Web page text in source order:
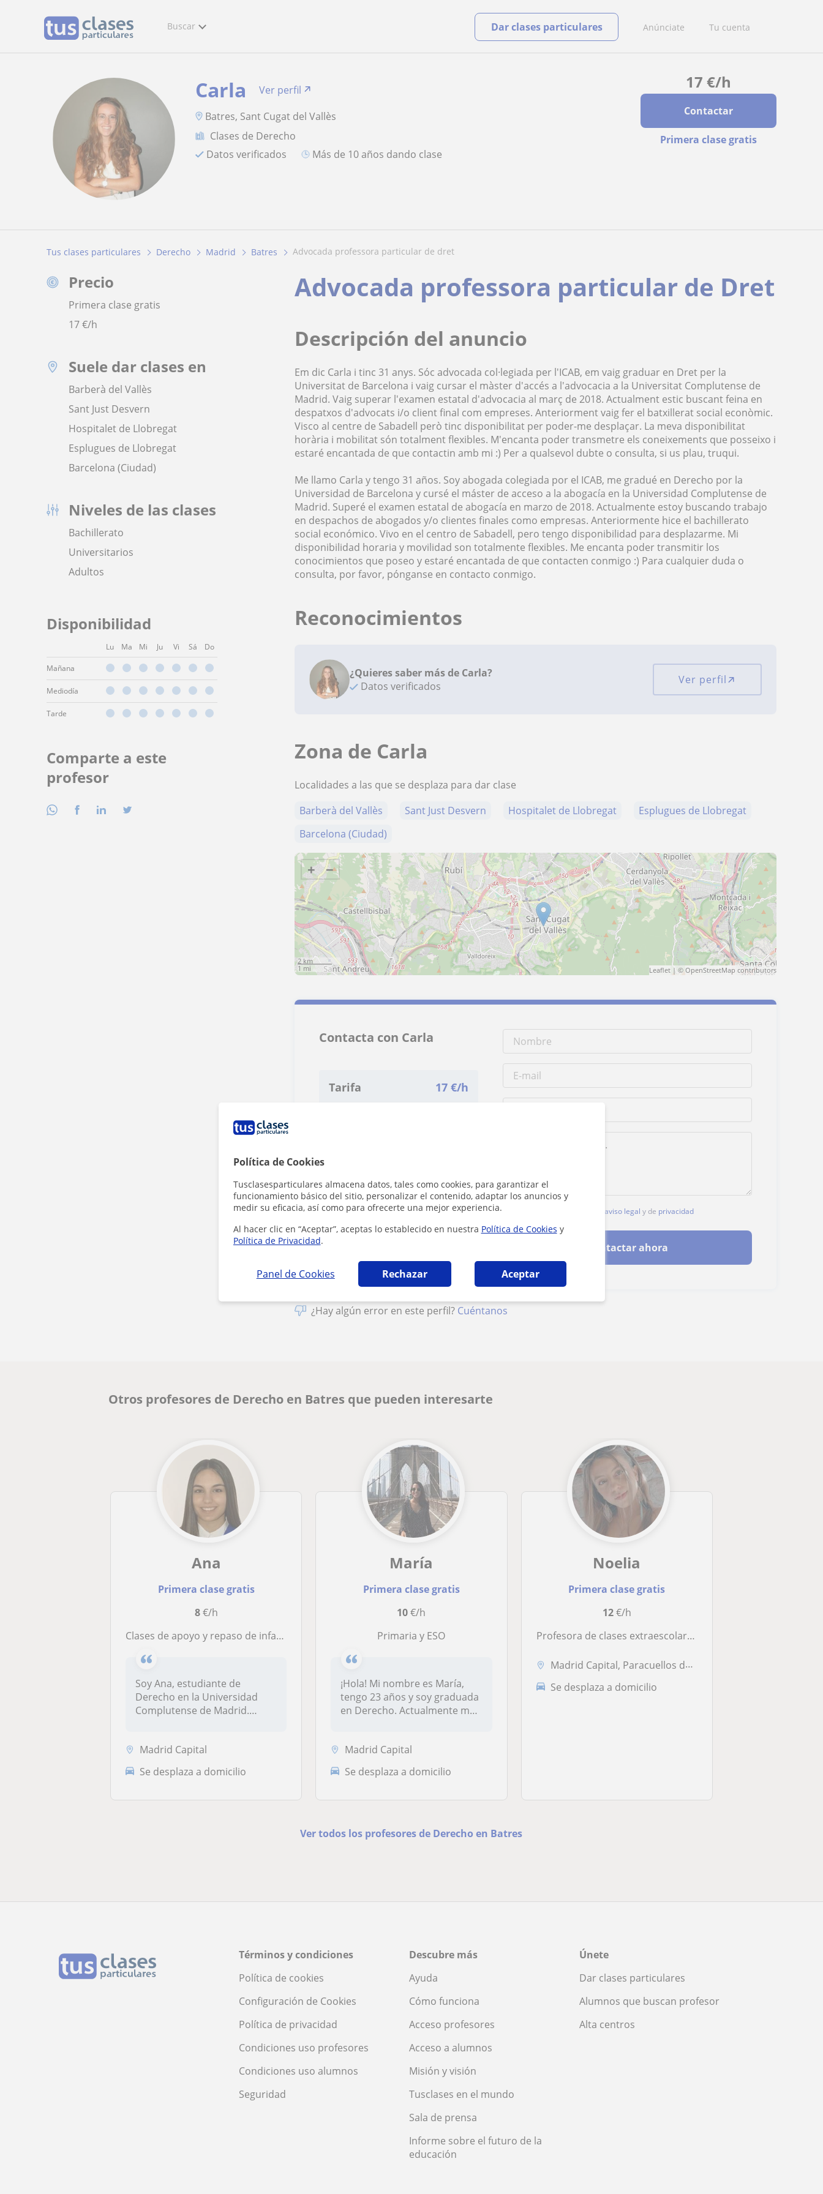
Política de Cookies
Tusclasesparticulares almacena datos, tales como cookies, para garantizar el
funcionamiento básico del sitio, personalizar el contenido, adaptar los anuncios y
medir su eficacia, así como para ofrecerte una mejor experiencia.
Al hacer clic en “Aceptar”, aceptas lo establecido en nuestra Política de Cookies y
Política de Privacidad.
Panel de Cookies Rechazar Aceptar
Buscar Anúnciate Tu cuenta
Dar clases particulares
17 €/h
Contactar
Primera clase gratis
Carla
Ver perfil
Batres, Sant Cugat del Vallès
Clases de Derecho
Datos verificados
más de 10 años dando clase
Tus clases particulares Derecho Madrid Batres advocada professora particular de dret
Precio
Primera clase gratis
17€/h
Suele dar clases en
Barberà del Vallès
Sant Just Desvern
Hospitalet de Llobregat
Esplugues de Llobregat
Barcelona (Ciudad)
Niveles de las clases
Bachillerato
Universitarios
Adultos
Disponibilidad
Lu Ma Mi Ju Vi Sá Do
Mañana
Mediodía
Tarde
Comparte a este
profesor
Advocada professora particular de Dret
Descripción del anuncio
Em dic Carla i tinc 31 anys. Sóc advocada col·legiada per l'ICAB, em vaig graduar en Dret per la
Universitat de Barcelona i vaig cursar el màster d'accés a l'advocacia a la Universitat Complutense de
Madrid. Vaig superar l'examen estatal d'advocacia al març de 2018. Actualment estic buscant feina en
despatxos d'advocats i/o client final com empreses. Anteriorment vaig fer el batxillerat social econòmic.
Visco al centre de Sabadell però tinc disponibilitat per poder-me desplaçar. La meva disponibilitat
horària i mobilitat són totalment flexibles. M'encanta poder transmetre els coneixements que posseixo i
estaré encantada de que contactin amb mi :) Per a qualsevol dubte o consulta, si us plau, truqui.
Me llamo Carla y tengo 31 años. Soy abogada colegiada por el ICAB, me gradué en Derecho por la
Universidad de Barcelona y cursé el máster de acceso a la abogacía en la Universidad Complutense de
Madrid. Superé el examen estatal de abogacía en marzo de 2018. Actualmente estoy buscando trabajo
en despachos de abogados y/o clientes finales como empresas. Anteriormente hice el bachillerato
social económico. Vivo en el centro de Sabadell, pero tengo disponibilidad para desplazarme. Mi
disponibilidad horaria y movilidad son totalmente flexibles. Me encanta poder transmitir los
conocimientos que poseo y estaré encantada de que contacten conmigo :) Para cualquier duda o
consulta, por favor, pónganse en contacto conmigo.
Reconocimientos
¿Quieres saber más de Carla?
Datos verificados
Ver perfil
Zona de Carla
Localidades a las que se desplaza para dar clase
Barberà del Vallès
Sant Just Desvern Hospitalet de Llobregat
Esplugues de Llobregat
Barcelona (Ciudad)
+ −
2 km
1 mi
Leaflet| © OpenStreetMap contributors
Contacta con Carla
Tarifa 17 €/h
aviso legal y de privacidad
Contactar ahora
¿Hay algún error en este perfil? Cuéntanos
Otros profesores de Derecho en Batres que pueden interesarte
Ana
Primera clase gratis
8€/h
Clases de apoyo y repaso de infantil y primaria
Soy Ana, estudiante de
Derecho en la Universidad
Complutense de Madrid.
Madrid Capital
Se desplaza a domicilio
María
Primera clase gratis
10€/h
Primaria y ESO
¡Hola! Mi nombre es María,
tengo 23 años y soy graduada
en Derecho. Actualmente me
Madrid Capital
Se desplaza a domicilio
Noelia
Primera clase gratis
12€/h
Profesora de clases extraescolares tanto para primaria y secundaria.Actualmente estudiando derecho pero hice ciencias con bilingüe francés
Madrid Capital, Paracuellos de Jarama
Se desplaza a domicilio
Ver todos los profesores de Derecho en Batres
Términos y condiciones
Política de cookies
Configuración de Cookies
Política de privacidad
Condiciones uso profesores
Condiciones uso alumnos
Seguridad
Descubre más
Ayuda
Cómo funciona
Acceso profesores
Acceso a alumnos
Misión y visión
Tusclases en el mundo
Sala de prensa
Informe sobre el futuro de la
educación
Únete
Dar clases particulares
Alumnos que buscan profesor
Alta centros